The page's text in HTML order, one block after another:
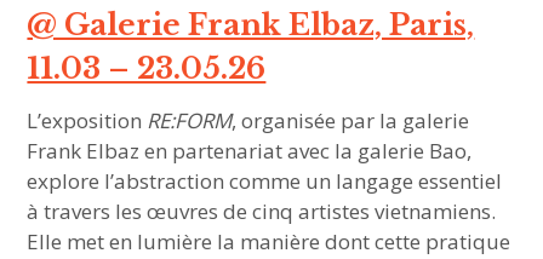
@ Galerie Frank Elbaz, Paris,
11.03 – 23.05.26
L’exposition RE:FORM, organisée par la galerie
Frank Elbaz en partenariat avec la galerie Bao,
explore l’abstraction comme un langage essentiel
à travers les œuvres de cinq artistes vietnamiens.
Elle met en lumière la manière dont cette pratique